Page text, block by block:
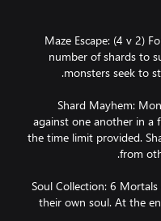
1. Maze Escape: (4 v
number of shards to
2. Shard Mayhem:
against one another in a
the time limit provided.
3. Soul Collection: 6
their own soul. At the